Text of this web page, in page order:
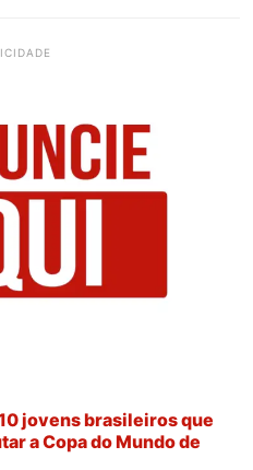
jovens brasileiros que
a Copa do Mundo de